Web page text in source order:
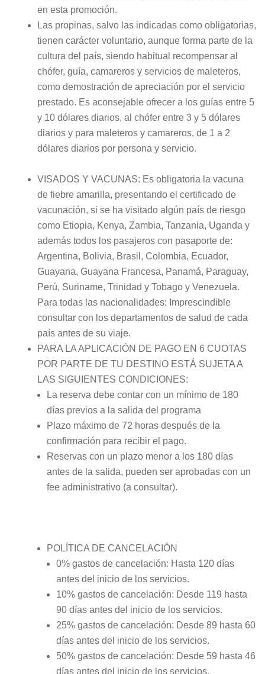
en esta promoción.
Las propinas, salvo las indicadas como obligatorias,
tienen carácter voluntario, aunque forma parte de la
cultura del país, siendo habitual recompensar al
chófer, guía, camareros y servicios de maleteros,
como demostración de apreciación por el servicio
prestado. Es aconsejable ofrecer a los guías entre 5
y 10 dólares diarios, al chófer entre 3 y 5 dólares
diarios y para maleteros y camareros, de 1 a 2
dólares diarios por persona y servicio.
VISADOS Y VACUNAS: Es obligatoria la vacuna
de fiebre amarilla, presentando el certificado de
vacunación, si se ha visitado algún país de riesgo
como Etiopia, Kenya, Zambia, Tanzania, Uganda y
además todos los pasajeros con pasaporte de:
Argentina, Bolivia, Brasil, Colombia, Ecuador,
Guayana, Guayana Francesa, Panamá, Paraguay,
Perú, Suriname, Trinidad y Tobago y Venezuela.
Para todas las nacionalidades: Imprescindible
consultar con los departamentos de salud de cada
país antes de su viaje.
PARA LA APLICACIÓN DE PAGO EN 6 CUOTAS
POR PARTE DE TU DESTINO ESTÁ SUJETA A
LAS SIGUIENTES CONDICIONES:
La reserva debe contar con un mínimo de 180
días previos a la salida del programa
Plazo máximo de 72 horas después de la
confirmación para recibir el pago.
Reservas con un plazo menor a los 180 días
antes de la salida, pueden ser aprobadas con un
fee administrativo (a consultar).
POLÍTICA DE CANCELACIÓN
0% gastos de cancelación: Hasta 120 días
antes del inicio de los servicios.
10% gastos de cancelación: Desde 119 hasta
90 días antes del inicio de los servicios.
25% gastos de cancelación: Desde 89 hasta 60
días antes del inicio de los servicios.
50% gastos de cancelación: Desde 59 hasta 46
días antes del inicio de los servicios.